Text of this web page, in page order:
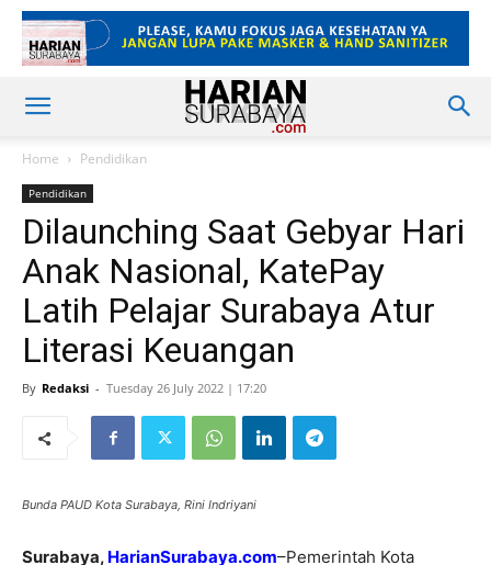
Home Pendidikan
Pendidikan
Dilaunching Saat Gebyar Hari
Anak Nasional, KatePay
Latih Pelajar Surabaya Atur
Literasi Keuangan
By Redaksi - Tuesday 26 July 2022 | 17:20
Bunda PAUD Kota Surabaya, Rini Indriyani
Surabaya, HarianSurabaya.com–Pemerintah Kota